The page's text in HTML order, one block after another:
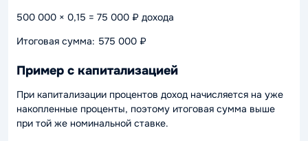
500 000 × 0,15 = 75 000 ₽ дохода
Итоговая сумма: 575 000 ₽
Пример с капитализацией
При капитализации процентов доход начисляется на уже
накопленные проценты, поэтому итоговая сумма выше
при той же номинальной ставке.